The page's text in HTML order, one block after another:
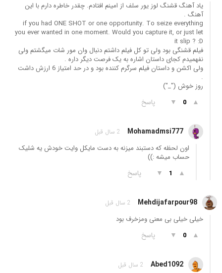
یاد آهنگ قشنگ لوز یور سلف از امینم افتادم. چقدر خاطره دارم با این
آهنگ .
if you had ONE SHOT or one opportunity. To seize everything
you ever wanted in one moment. Would you capture it, or just let
it slip ? :D
فیلم قشنگی بود ولی تو کل فیلم داشتم دنبال وان مور شات میگشتم ولی
نفهمیدم کجای داستان اشاره به یک فرصت دیگر داره .
ولی اکشن و داستان فیلم سرگرم کننده بود و در حد امتیاز 6 ارزش داشت
.
روز خوش ("_")
▲
0
▼ پاسخ
Mohamadmsi777 2 سال قبل
اون لحظه که دستبند میزنه به دست مایکل وایت خودش یه شلیک
حساب میشه :))
▲
1
▼ پاسخ
Mehdijafarpour98 2 سال قبل
خیلی خیلی بی معنی ومزخرف بود
▲
0
▼ پاسخ
Abed1092 2 سال قبل